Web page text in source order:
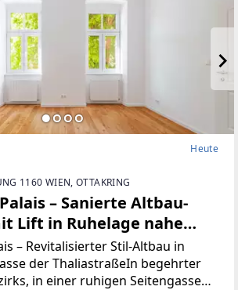
Heute
1160 WIEN, OTTAKRING
– Sanierte Altbau-
Lift in Ruhelage nahe
U6 und Brunnenmarkt!
– Revitalisierter Stil-Altbau in
der ThaliastraßeIn begehrter
in einer ruhigen Seitengasse